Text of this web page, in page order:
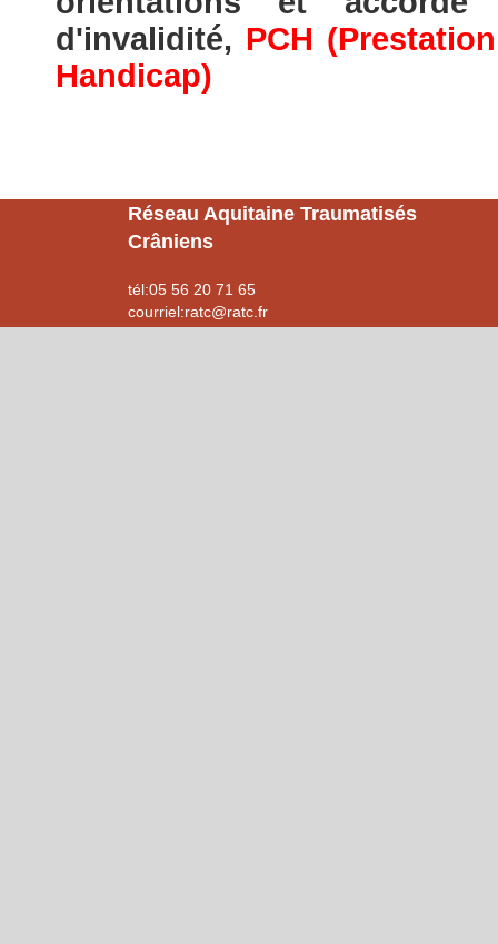
d'invalidité, PCH
Handicap)
Réseau Aquitaine Traumatisés
Crâniens
tél:05 56 20 71 65
courriel:ratc@ratc.fr